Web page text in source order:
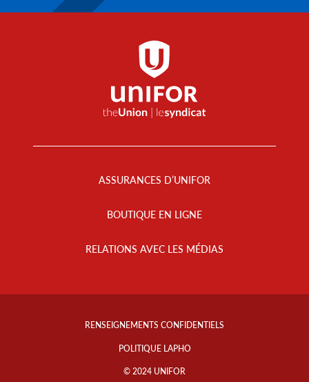
ASSURANCES D’UNIFOR
BOUTIQUE EN LIGNE
RELATIONS AVEC LES MÉDIAS
Footer
RENSEIGNEMENTS CONFIDENTIELS
POLITIQUE LAPHO
© 2024 UNIFOR